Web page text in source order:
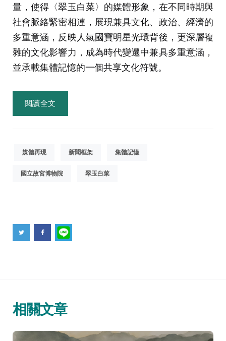
量，使得〈翠玉白菜〉的媒體形象，在不同時期與
社會脈絡緊密相連，展現兼具文化、政治、經濟的
多重意涵，反映人氣國寶明星光環背後，更深層複
雜的文化影響力，成為時代變遷中兼具多重意涵，
並承載集體記憶的一個共享文化符號。
閱讀全文
媒體再現 新聞框架 集體記憶
國立故宮博物院 翠玉白菜
相關文章